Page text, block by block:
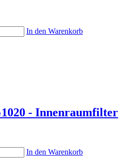
In den Warenkorb
- Innenraumfilter
In den Warenkorb